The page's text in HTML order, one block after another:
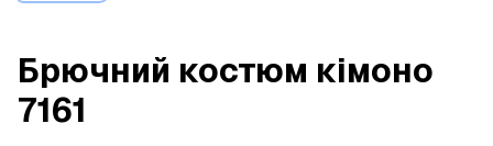
Брючний костюм кімоно
7161